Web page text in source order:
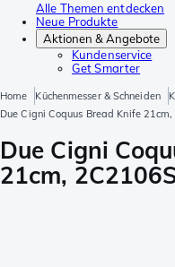
Alle Themen entdecken
Neue Produkte
Aktionen & Angebote
Kundenservice
Get Smarter
Home Küchenmesser & Schneiden
Due Cigni Coquus Bread Knife
Due Cigni
21cm,